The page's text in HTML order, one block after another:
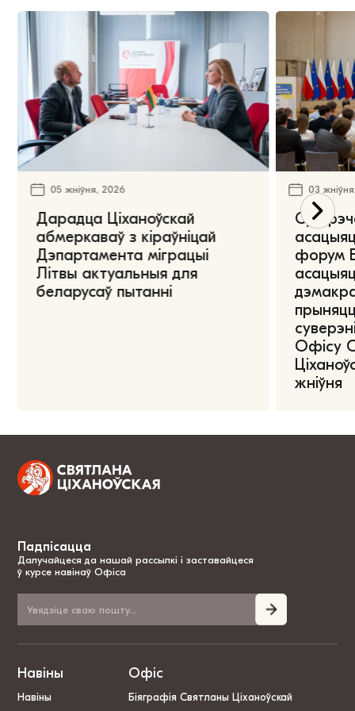
05 жніўня, 2026
Дарадца Ціханоўскай
абмеркаваў з кіраўніцай
Дэпартамента міграцыі
Літвы актуальныя для
беларусаў пытанні
03
форум
Офісу
жніўня
Падпісацца
Далучайцеся да нашай рассылкі і заставайцеся
ў курсе навінаў Офіса
Навіны
Навіны
Офіс
Біяграфія Святланы Ціханоўскай